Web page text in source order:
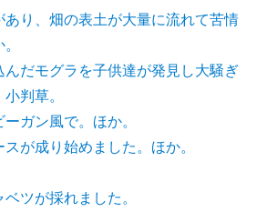
あり、畑の表土が大量に流れて苦情
んだモグラを子供達が発見し大騒ぎ
判草。
ガン風で。ほか。
が成り始めました。ほか。
ツが採れました。